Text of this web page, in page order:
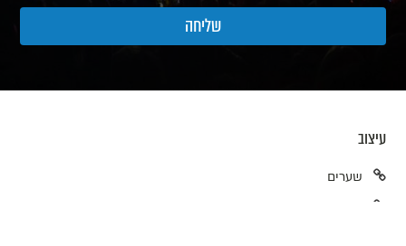
עיצוב
שערים